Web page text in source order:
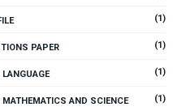
(1)
PAPER (1)
(1)
AND SCIENCE (1)